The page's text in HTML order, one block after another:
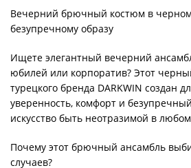
Вечерний брючный костюм в
безупречному образу
Ищете элегантный вечерний
юбилей или корпоратив? Этот
турецкого бренда DARKWIN создан
уверенность, комфорт и
искусство быть неотразимой в
Почему этот брючный ансамбль
случаев?